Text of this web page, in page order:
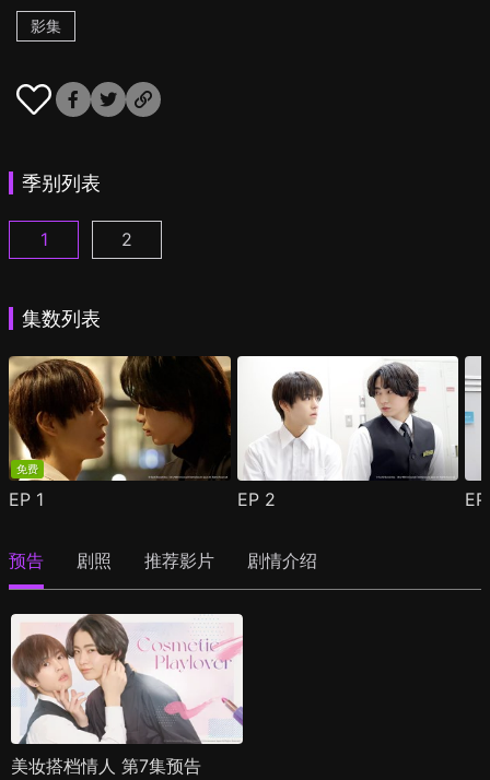
影集
季别列表
美妆搭档情人 第1集
1 美妆搭档情人 第2季 第1集
2
集数列表
免费
EP 1 EP 2
预告 剧照 推荐影片 剧情介绍
美妆搭档情人 第7集预告